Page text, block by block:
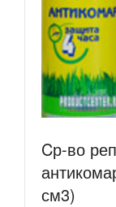
Cр-во
см3)